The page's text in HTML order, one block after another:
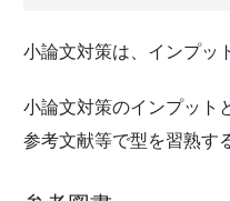
小論文対策は、インプッ
小論文対策のインプット
参考文献等で型を習熟す